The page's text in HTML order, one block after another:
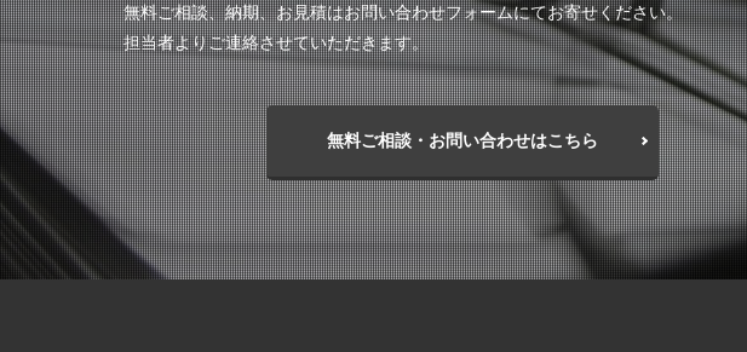
無料ご相談、納期、お見積はお問い合わせフォームにてお寄せください。
担当者よりご連絡させていただきます。
無料ご相談・お問い合わせはこちら